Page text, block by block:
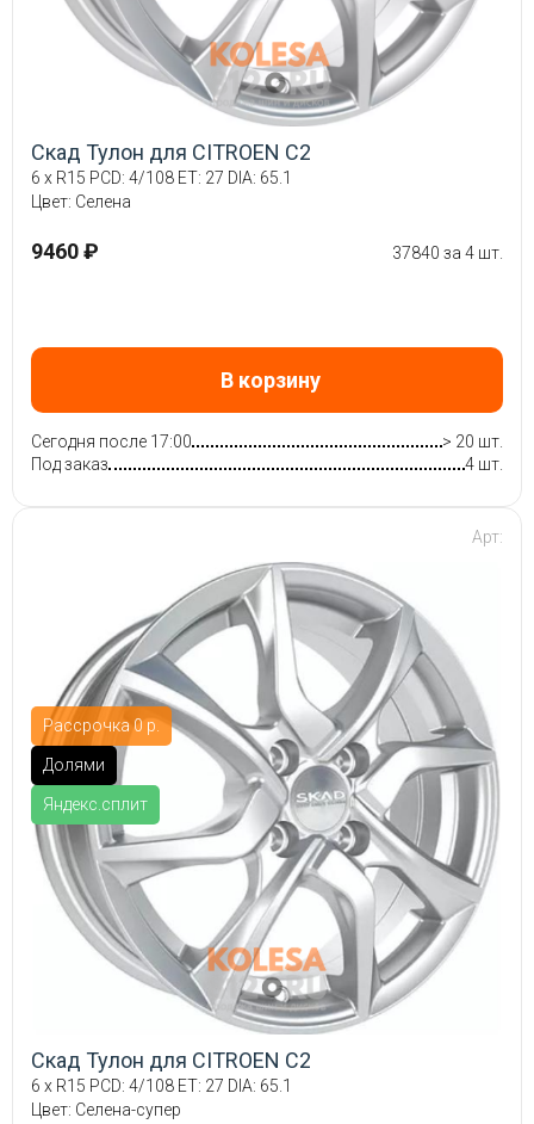
Скад Тулон для CITROEN C2
6 x R15 PCD: 4/108 ET: 27 DIA: 65.1
Цвет: Селена
9460 ₽ 37840 за 4 шт.
В корзину
Сегодня после 17:00
> 20 шт.
Под заказ
4 шт.
Рассрочка 0 р.
Долями
Яндекс.сплит
Арт:
Скад Тулон для CITROEN C2
6 x R15 PCD: 4/108 ET: 27 DIA: 65.1
Цвет: Селена-супер